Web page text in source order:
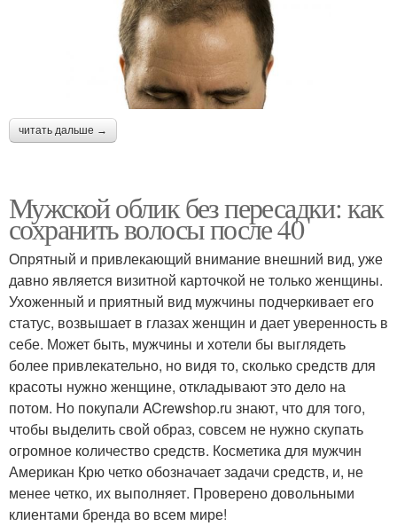
читать дальше →
Мужской облик без пересадки: как
сохранить волосы после 40
Опрятный и привлекающий внимание внешний вид, уже
давно является визитной карточкой не только женщины.
Ухоженный и приятный вид мужчины подчеркивает его
статус, возвышает в глазах женщин и дает уверенность в
себе. Может быть, мужчины и хотели бы выглядеть
более привлекательно, но видя то, сколько средств для
красоты нужно женщине, откладывают это дело на
потом. Но покупали ACrewshop.ru знают, что для того,
чтобы выделить свой образ, совсем не нужно скупать
огромное количество средств. Косметика для мужчин
Американ Крю четко обозначает задачи средств, и, не
менее четко, их выполняет. Проверено довольными
клиентами бренда во всем мире!